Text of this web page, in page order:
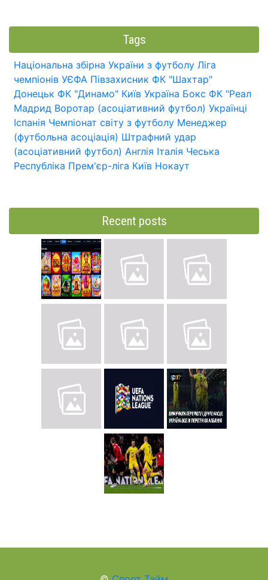
Tags
Національна збірна України з футболу Ліга
чемпіонів УЄФА Півзахисник ФК "Шахтар"
Донецьк ФК "Динамо" Київ Україна Бокс ФК "Реал
Мадрид Воротар (асоціативний футбол) Українці
Іспанія Чемпіонат світу з футболу Менеджер
(футбольна асоціація) Штрафний удар
(асоціативний футбол) Англія Італія Чеська
Республіка Прем'єр-ліга Київ Нокаут
Recent posts